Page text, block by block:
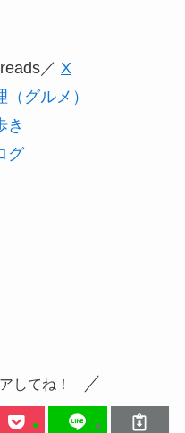
／ X
グルメ）
き
グ
してね！